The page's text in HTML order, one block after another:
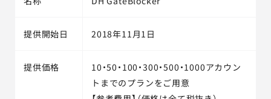
提供開始日 2018年11月1日
提供価格
10・50・100・300・500・1000アカウン
トまでのプランをご用意